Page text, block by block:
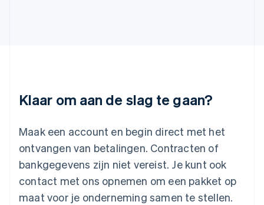
Klaar om aan de slag te gaan?
Maak een account en begin direct met het
ontvangen van betalingen. Contracten of
bankgegevens zijn niet vereist. Je kunt ook
contact met ons opnemen om een pakket op
maat voor je onderneming samen te stellen.
FrançaisDeutschEnglish
English
Malta
English
Mexico
Nederland
NederlandsEnglish